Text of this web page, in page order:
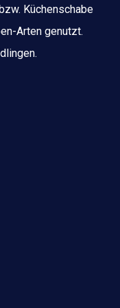
Küchenschabe
Arten genutzt.